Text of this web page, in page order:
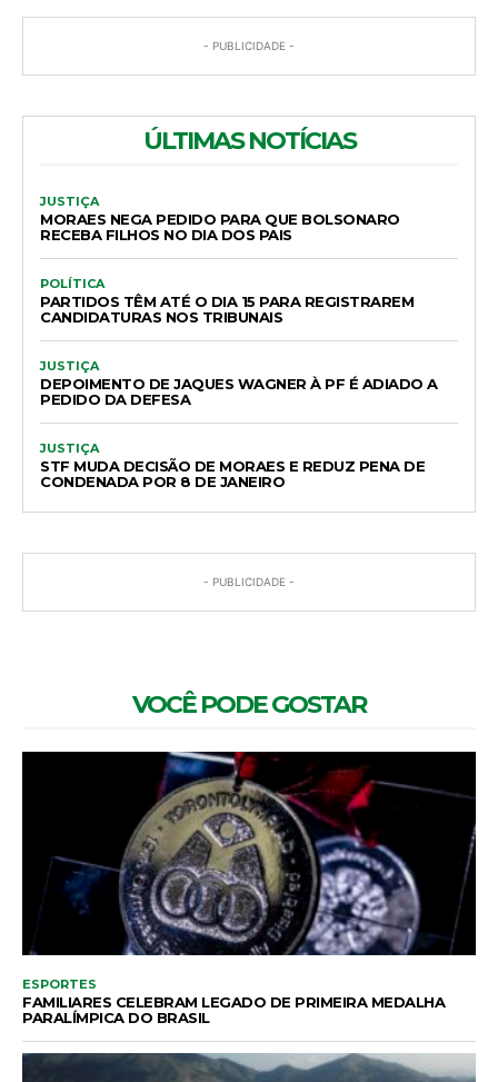
- PUBLICIDADE -
ÚLTIMAS NOTÍCIAS
JUSTIÇA
MORAES NEGA PEDIDO PARA QUE BOLSONARO
RECEBA FILHOS NO DIA DOS PAIS
POLÍTICA
PARTIDOS TÊM ATÉ O DIA 15 PARA REGISTRAREM
CANDIDATURAS NOS TRIBUNAIS
JUSTIÇA
DEPOIMENTO DE JAQUES WAGNER À PF É ADIADO A
PEDIDO DA DEFESA
JUSTIÇA
STF MUDA DECISÃO DE MORAES E REDUZ PENA DE
CONDENADA POR 8 DE JANEIRO
- PUBLICIDADE -
VOCÊ PODE GOSTAR
ESPORTES
FAMILIARES CELEBRAM LEGADO DE PRIMEIRA MEDALHA
PARALÍMPICA DO BRASIL